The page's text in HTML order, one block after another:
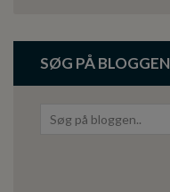
SØG PÅ BLOGGEN